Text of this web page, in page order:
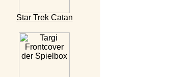
Star Trek Catan